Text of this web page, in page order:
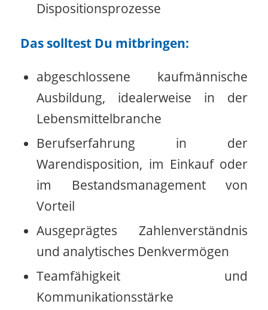
Dispositionsprozesse
Das solltest Du mitbringen:
abgeschlossene kaufmännische
Ausbildung, idealerweise in der
Lebensmittelbranche
Berufserfahrung in der
Warendisposition, im Einkauf oder
im Bestandsmanagement von
Vorteil
Ausgeprägtes Zahlenverständnis
und analytisches Denkvermögen
Teamfähigkeit und
Kommunikationsstärke